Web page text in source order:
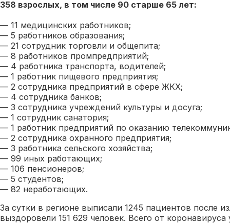
358 взрослых, в том числе 90 старше 65 лет:
— 11 медицинских работников;
— 5 работников образования;
— 21 сотрудник торговли и общепита;
— 8 работников промпредприятий;
— 4 работника транспорта, водителей;
— 1 работник пищевого предприятия;
— 2 сотрудника предприятий в сфере ЖКХ;
— 4 сотрудника банков;
— 3 сотрудника учреждений культуры и досуга;
— 1 сотрудник санатория;
— 1 работник предприятий по оказанию
— 2 сотрудника охранного предприятия;
— 3 работника сельского хозяйства;
— 99 иных работающих;
— 106 пенсионеров;
— 5 студентов;
— 82 неработающих.
За сутки в регионе выписали 1245 пациентов после
выздоровели 151 629 человек. Всего от